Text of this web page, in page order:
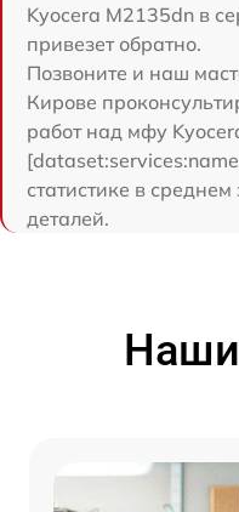
Kyocera M2135dn в
привезет обратно.
Позвоните и наш
Кирове
работ над мфу
статистике в
деталей.